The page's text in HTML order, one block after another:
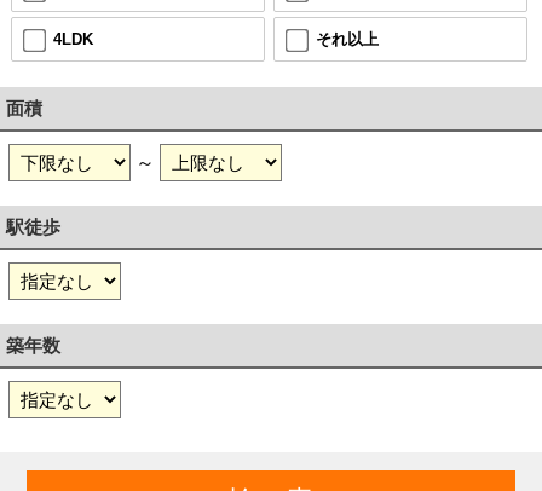
4LDK それ以上
面積
～
駅徒歩
築年数